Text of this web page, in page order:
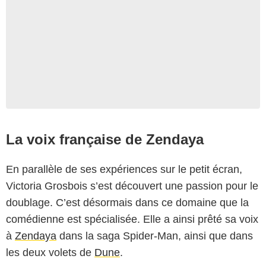
La voix française de Zendaya
En parallèle de ses expériences sur le petit écran,
Victoria Grosbois s’est découvert une passion pour le
doublage. C’est désormais dans ce domaine que la
comédienne est spécialisée. Elle a ainsi prêté sa voix
à Zendaya dans la saga Spider-Man, ainsi que dans
les deux volets de Dune.